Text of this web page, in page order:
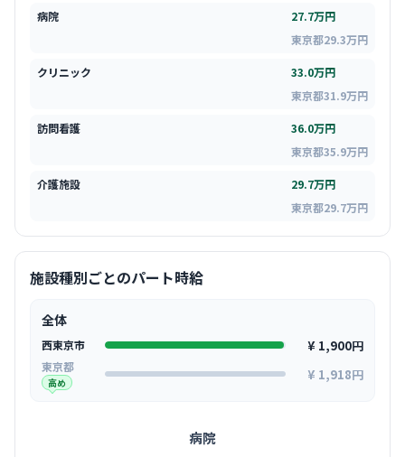
病院
27.7万円
東京都29.3万円
クリニック
33.0万円
東京都31.9万円
訪問看護
36.0万円
東京都35.9万円
介護施設
29.7万円
東京都29.7万円
施設種別ごとのパート時給
全体
西東京市 ¥ 1,900円
東京都
高め ¥ 1,918円
病院